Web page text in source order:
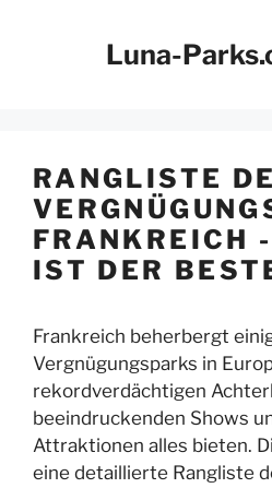
Luna-
RANGLISTE
FRANKREICH
IST DER
Frankreich beherbergt
Vergnügungsparks in
rekordverdächtigen
beeindruckenden Shows
Attraktionen alles bieten.
eine detaillierte Rangliste